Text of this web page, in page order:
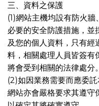
三、資料之保護
(1)網站主機均設有防火
必要的安全防護措施，並
及您的個人資料，只有經
料，相關處理人員皆簽有
將會受到相關的法律處分。
(2)如因業務需要而應委
網站亦會嚴格要求其遵守